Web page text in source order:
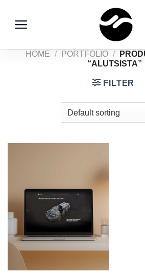
content
HOME / PORTFOLIO /
“ALUTSISTA”
FILTER